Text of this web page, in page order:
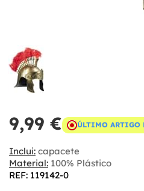
9,99 € ÚLTIMO ARTIGO
Inclui: capacete
Material: 100% Plástico
REF: 119142-0